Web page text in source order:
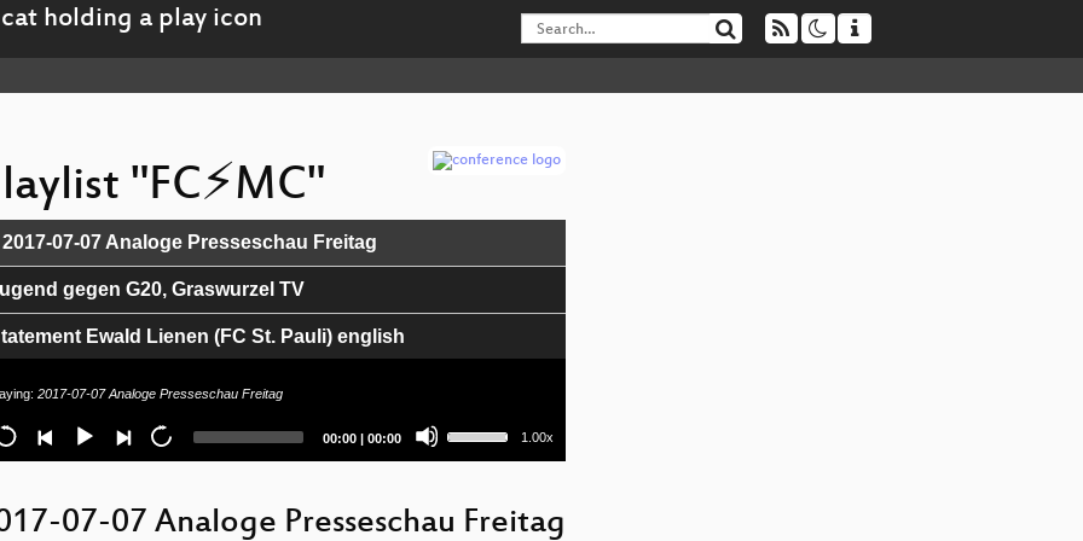
"FC⚡MC"
07-07 Analoge Presseschau Freitag
gegen G20, Graswurzel TV
Ewald Lienen (FC St. Pauli) english
2
Ewald Lienen (FC St. Pauli), deutsch
2017-07-07 Analoge Presseschau Freitag
Current
00:00 | Total
00:00
Up/Down
Arrow
increase
1.00x
07-07 Analoge Presseschau Freitag